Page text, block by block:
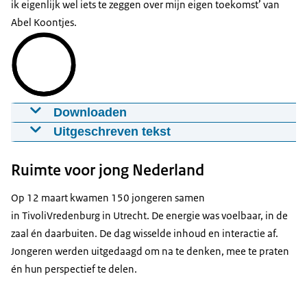
Downloaden
Aftermovie Ruimte voor Jong Nederland
Download
Ondertiteling
srt 2.797 KB
Download
Uitgeschreven tekst
Mijn toekomst.
En ik wil er wat aan doen.
Beste mensen, van harte welkom!
Wie voelt zich hier een
jonge ruimte maker?
Ruimte voor jong Nederland
Op 12 maart kwamen 150 jongeren samen
in TivoliVredenburg in Utrecht. De energie was voelbaar, in de
zaal én daarbuiten. De dag wisselde inhoud en interactie af.
Jongeren werden uitgedaagd om na te denken, mee te praten
én hun perspectief te delen.